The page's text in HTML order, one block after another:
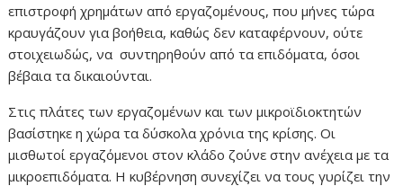
επιστροφή χρημάτων από εργαζομένους, που μήνες τώρα
κραυγάζουν για βοήθεια, καθώς δεν καταφέρνουν, ούτε
στοιχειωδώς, να συντηρηθούν από τα επιδόματα, όσοι
βέβαια τα δικαιούνται.
Στις πλάτες των εργαζομένων και των μικροϊδιοκτητών
βασίστηκε η χώρα τα δύσκολα χρόνια της κρίσης. Οι
μισθωτοί εργαζόμενοι στον κλάδο ζούνε στην ανέχεια με τα
μικροεπιδόματα. Η κυβέρνηση συνεχίζει να τους γυρίζει την